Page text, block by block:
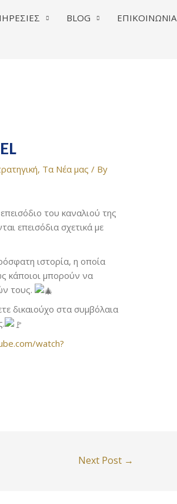
BLOG ΕΠΙΚΟΙΝΩΝΙΑ
, Τα Νέα μας / By
του καναλιού της
επεισόδια σχετικά με
ιστορία, η οποία
κάποιοι μπορούν να
τους.
δικαιούχο στα συμβόλαια
watch?
Next Post →